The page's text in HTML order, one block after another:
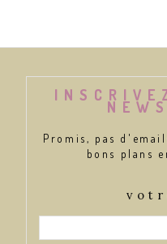
Promis, pas
bons plans